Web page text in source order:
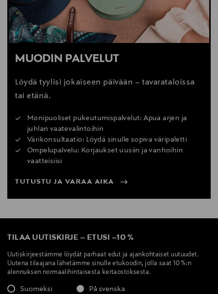
MUODIN PALVELUT
Löydä tyylisi jokaiseen päivään – tavarataloissa
tai etänä.
Monipuoliset pukeutumispalvelut: Apua arjen ja
juhlan vaatevalintoihin
Värikonsultaatio: Löydä sinulle sopiva väripaletti
Ompelupalvelu: Korjaukset uusiin ja vanhoihin
vaatteisiisi
TUTUSTU JA VARAA AIKA
TILAA UUTISKIRJE – ETUSI –10 %
Uutiskirjeestämme löydät parhaat edut ja ajankohtaiset uutuudet.
Uutena tilaajana lähetämme sinulle etukoodin, jolla saat 10 %:n
alennuksen normaalihintaisesta kertaostoksesta.
Suomeksi På svenska